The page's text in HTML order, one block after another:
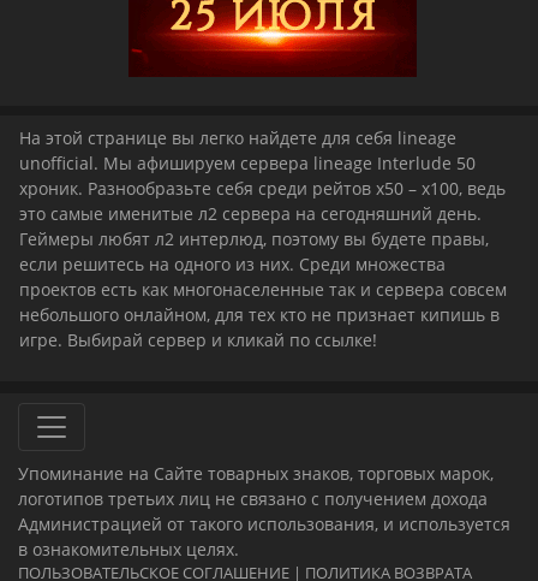
На этой странице вы легко найдете для себя lineage
unofficial. Мы афишируем сервера lineage Interlude 50
хроник. Разнообразьте себя среди рейтов x50 – x100, ведь
это самые именитые л2 сервера на сегодняшний день.
Геймеры любят л2 интерлюд, поэтому вы будете правы,
если решитесь на одного из них. Среди множества
проектов есть как многонаселенные так и сервера совсем
небольшого онлайном, для тех кто не признает кипишь в
игре. Выбирай сервер и кликай по ссылке!
Упоминание на Сайте товарных знаков, торговых марок,
логотипов третьих лиц не связано с получением дохода
Администрацией от такого использования, и используется
в ознакомительных целях.
ПОЛЬЗОВАТЕЛЬСКОЕ СОГЛАШЕНИЕ | ПОЛИТИКА ВОЗВРАТА